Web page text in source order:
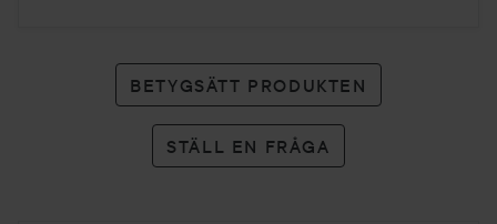
BETYGSÄTT PRODUKTEN
STÄLL EN FRÅGA